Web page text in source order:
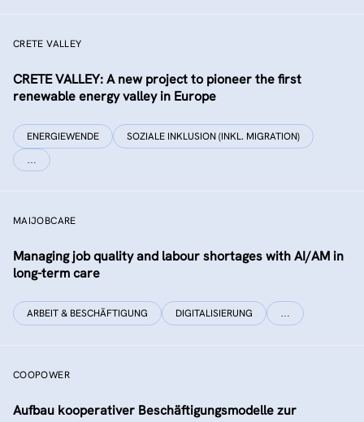
CRETE VALLEY
CRETE VALLEY: A new project to pioneer the first
renewable energy valley in Europe
ENERGIEWENDE SOZIALE INKLUSION (INKL. MIGRATION)
…
MAIJOBCARE
Managing job quality and labour shortages with AI/AM in
long-term care
ARBEIT & BESCHÄFTIGUNG DIGITALISIERUNG …
COOPOWER
Aufbau kooperativer Beschäftigungsmodelle zur